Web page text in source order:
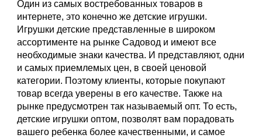
Один из самых востребованных товаров в
интернете, это конечно же детские игрушки.
Игрушки детские представленные в широком
ассортименте на рынке Садовод и имеют все
необходимые знаки качества. И представляют, одни
и самых приемлемых цен, в своей ценовой
категории. Поэтому клиенты, которые покупают
товар всегда уверены в его качестве. Также на
рынке предусмотрен так называемый опт. То есть,
детские игрушки оптом, позволят вам порадовать
вашего ребенка более качественными, и самое